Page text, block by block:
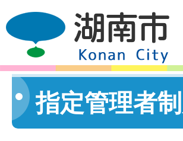
指定管理者